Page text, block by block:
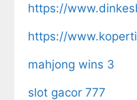
https://
https://
mahjong wins 3
slot gacor 777